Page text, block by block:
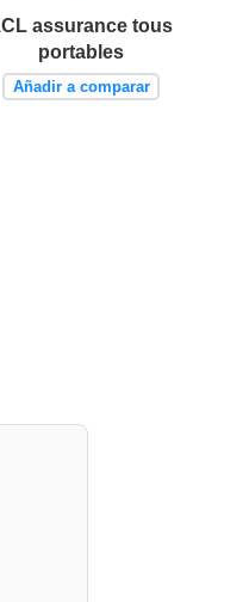
assurance tous
portables
Añadir a comparar